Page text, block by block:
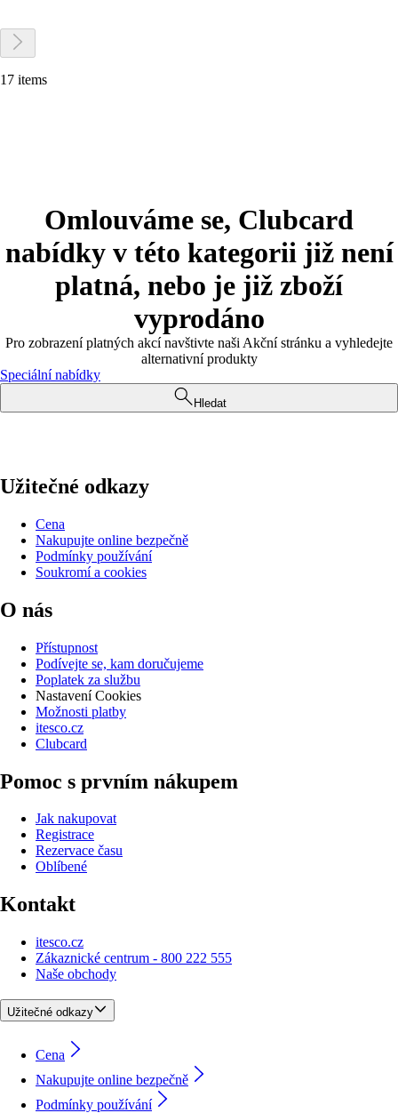
17 items
Omlouváme se, Clubcard
nabídky v této kategorii již není
platná, nebo je již zboží
vyprodáno
Pro zobrazení platných akcí navštivte naši Akční stránku a vyhledejte
alternativní produkty
Speciální nabídky
Hledat
Užitečné odkazy
Cena
Nakupujte online bezpečně
Podmínky používání
Soukromí a cookies
O nás
Přístupnost
Podívejte se, kam doručujeme
Poplatek za službu
Nastavení Cookies
Možnosti platby
itesco.cz
Clubcard
Pomoc s prvním nákupem
Jak nakupovat
Registrace
Rezervace času
Oblíbené
Kontakt
itesco.cz
Zákaznické centrum - 800 222 555
Naše obchody
Užitečné odkazy
Cena
Nakupujte online bezpečně
Podmínky používání